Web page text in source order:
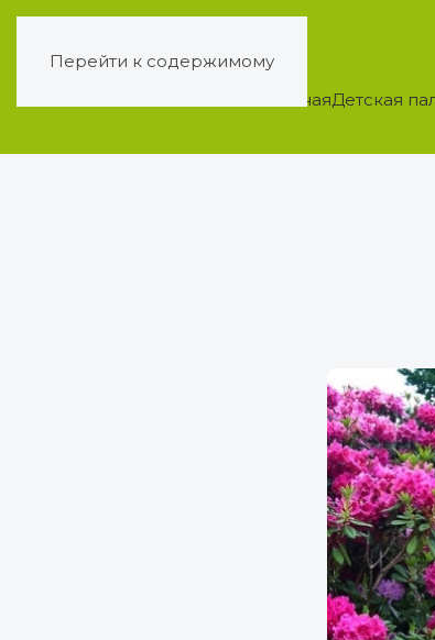
Перейти к содержимому
ГлавнаяДетская